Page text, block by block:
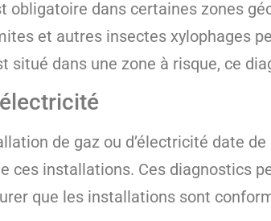
obligatoire dans certaines zones
et autres insectes xylophages
situé dans une zone à risque, ce
de gaz ou d’électricité date
ces installations. Ces diagnostics
que les installations sont